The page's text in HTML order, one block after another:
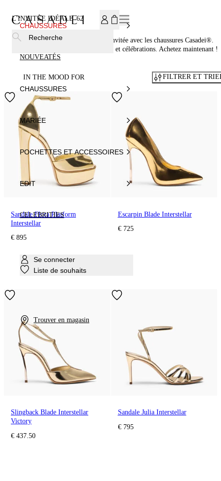
CHAUSSURES
NOUVEATÉS
CHAUSSURES
MARIÉE
POCHETTES ET ACCESSOIRES
EDIT
CELEBRITIES
Se connecter
Liste de souhaits
Trouver en magasin
Recherche
L'INVITÉE IDÉALE 62
Ne passez pas inaperçue en tant qu'invitée avec les chaussures Casadei®.
Parfaites pour toutes vos cérémonies et célébrations. Achetez maintenant !
IN THE MOOD FOR FILTRER ET
Sandale Flora Platform
Interstellar
€ 895
Escarpin Blade Interstellar
€ 725
Slingback Blade Interstellar
Victory
€ 437.50
Sandale Julia Interstellar
€ 795